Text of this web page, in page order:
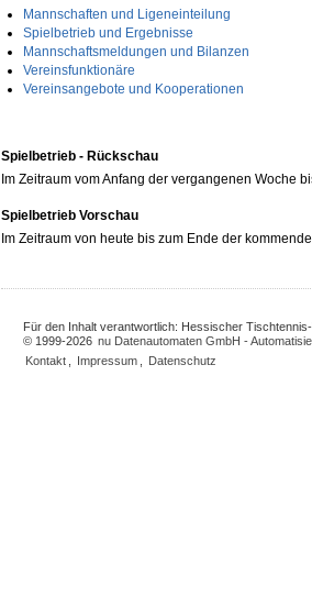
Mannschaften und Ligeneinteilung
Spielbetrieb und Ergebnisse
Mannschaftsmeldungen und Bilanzen
Vereinsfunktionäre
Vereinsangebote und Kooperationen
Spielbetrieb - Rückschau
Im Zeitraum vom Anfang der vergangenen Woche
Spielbetrieb Vorschau
Im Zeitraum von heute bis zum Ende der
Für den Inhalt verantwortlich: Hessischer Tischtennis-
© 1999-2026 nu Datenautomaten GmbH -
Kontakt
Impressum Datenschutz